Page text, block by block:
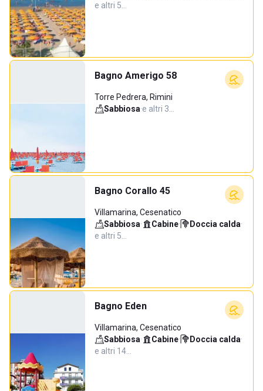
e altri 5…
Bagno Amerigo 58
Torre Pedrera, Rimini
Sabbiosa·e altri 3…
Bagno Corallo 45
Villamarina, Cesenatico
Sabbiosa· Cabine· Doccia calda·
e altri 5…
Bagno Eden
Villamarina, Cesenatico
Sabbiosa· Cabine· Doccia calda·
e altri 14…